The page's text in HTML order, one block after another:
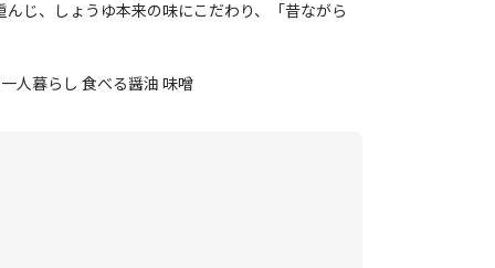
じ、しょうゆ本来の味にこだわり、「昔ながら
人暮らし 食べる醤油 味噌